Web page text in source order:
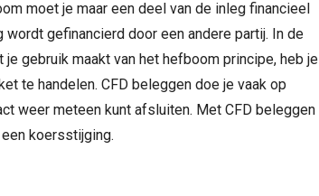
moet je maar een deel van de inleg financieel
gefinancierd door een andere partij. In de
gebruik maakt van het hefboom principe, heb je
te handelen. CFD beleggen doe je vaak op
weer meteen kunt afsluiten. Met CFD beleggen
koersstijging.